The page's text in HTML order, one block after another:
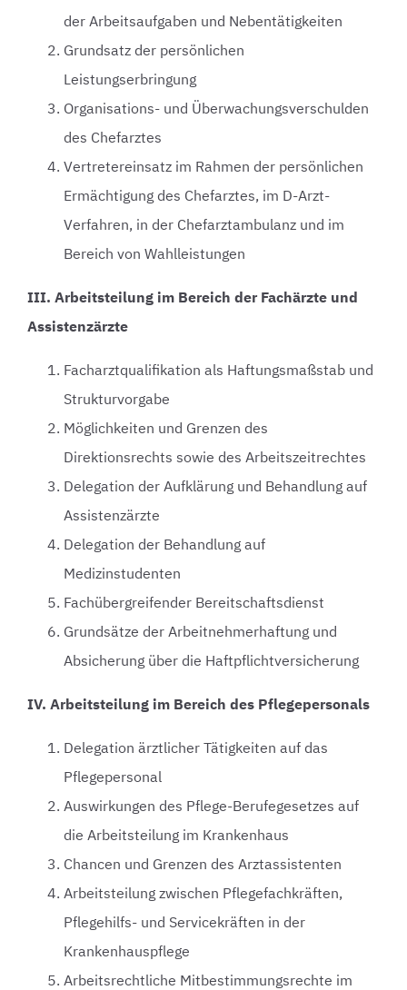
der Arbeitsaufgaben und Nebentätigkeiten
Grundsatz der persönlichen
Leistungserbringung
Organisations- und Überwachungsverschulden
des Chefarztes
Vertretereinsatz im Rahmen der persönlichen
Ermächtigung des Chefarztes, im D-Arzt-
Verfahren, in der Chefarztambulanz und im
Bereich von Wahlleistungen
III. Arbeitsteilung im Bereich der Fachärzte und
Assistenzärzte
Facharztqualifikation als Haftungsmaßstab und
Strukturvorgabe
Möglichkeiten und Grenzen des
Direktionsrechts sowie des Arbeitszeitrechtes
Delegation der Aufklärung und Behandlung auf
Assistenzärzte
Delegation der Behandlung auf
Medizinstudenten
Fachübergreifender Bereitschaftsdienst
Grundsätze der Arbeitnehmerhaftung und
Absicherung über die Haftpflichtversicherung
IV. Arbeitsteilung im Bereich des Pflegepersonals
Delegation ärztlicher Tätigkeiten auf das
Pflegepersonal
Auswirkungen des Pflege-Berufegesetzes auf
die Arbeitsteilung im Krankenhaus
Chancen und Grenzen des Arztassistenten
Arbeitsteilung zwischen Pflegefachkräften,
Pflegehilfs- und Servicekräften in der
Krankenhauspflege
Arbeitsrechtliche Mitbestimmungsrechte im